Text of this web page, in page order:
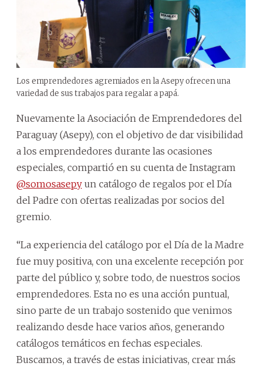
Los emprendedores agremiados en la Asepy ofrecen una
variedad de sus trabajos para regalar a papá.
Nuevamente la Asociación de Emprendedores del
Paraguay (Asepy), con el objetivo de dar visibilidad
a los emprendedores durante las ocasiones
especiales, compartió en su cuenta de Instagram
@somosasepy un catálogo de regalos por el Día
del Padre con ofertas realizadas por socios del
gremio.
“La experiencia del catálogo por el Día de la Madre
fue muy positiva, con una excelente recepción por
parte del público y, sobre todo, de nuestros socios
emprendedores. Esta no es una acción puntual,
sino parte de un trabajo sostenido que venimos
realizando desde hace varios años, generando
catálogos temáticos en fechas especiales.
Buscamos, a través de estas iniciativas, crear más